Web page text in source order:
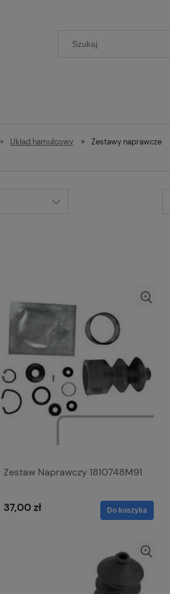
» Układ hamulcowy » Zestawy naprawcze
Zestaw Naprawczy 1810748M91
37,00 zł Do koszyka